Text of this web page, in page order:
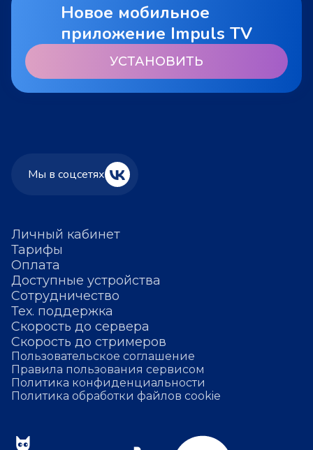
Новое мобильное
приложение Impuls TV
УСТАНОВИТЬ
Личный кабинет
Тарифы
Оплата
Доступные устройства
Сотрудничество
Тех. поддержка
Скорость до сервера
Скорость до стримеров
Пользовательское соглашение
Правила пользования сервисом
Политика конфиденциальности
Политика обработки файлов cookie
Мы в соцсетях